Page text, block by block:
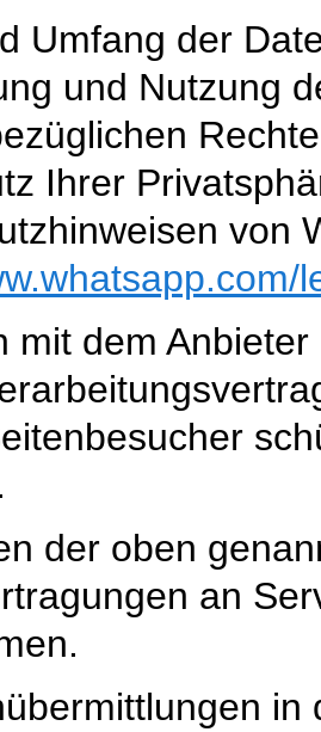
Umfang der
und Nutzung
Ihrer
von
/
mit dem Anbieter
der oben
an
in